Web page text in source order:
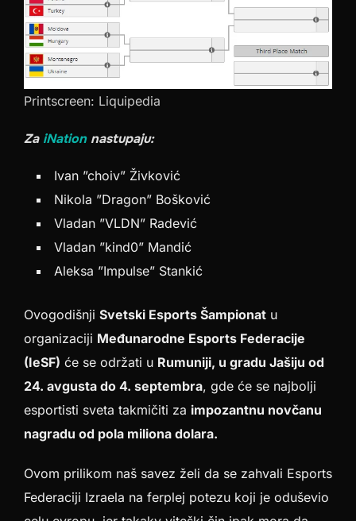
Printscreen: Liquipedia
Za iNationnastupaju:
Ivan ”choiv” Živković
Nikola ”Dragon” Bošković
Vladan ”VLDN” Radević
Vladan ”kind0” Mandić
Aleksa ”Impulse” Stankić
Ovogodišnji Svetski Esports Šampionat u
organizaciji Međunarodne Esports Federacije
(IeSF) će se održati u Rumuniji, u gradu Jašiju od
24. avgusta do 4. septembra, gde će se najbolji
esportisti sveta takmičiti za impozantnu novčanu
nagradu od pola miliona dolara.
Ovom prilikom naš savez želi da se zahvali Esports
Federaciji Izraela na ferplej potezu koji je oduševio